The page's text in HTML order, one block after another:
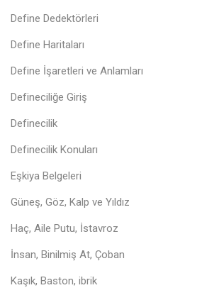
Define Dedektörleri
Define Haritaları
Define İşaretleri ve Anlamları
Defineciliğe Giriş
Definecilik
Definecilik Konuları
Eşkiya Belgeleri
Güneş, Göz, Kalp ve Yıldız
Haç, Aile Putu, İstavroz
İnsan, Binilmiş At, Çoban
Kaşık, Baston, ibrik